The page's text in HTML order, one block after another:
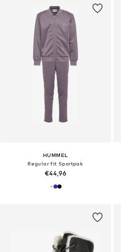
HUMMEL
Regular fit Sportpak
€44,96